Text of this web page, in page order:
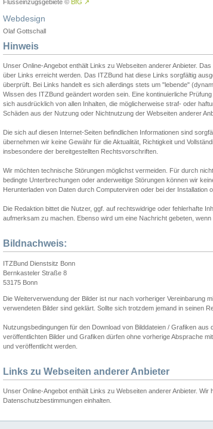
Flusseinzugsgebiete © BfG ↗
Webdesign
Olaf Gottschall
Hinweis
Unser Online-Angebot enthält Links zu Webseiten anderer Anbieter.
über Links erreicht werden. Das ITZBund hat diese Links sorgfältig
überprüft. Bei Links handelt es sich allerdings stets um "lebende"
Wissen des ITZBund geändert worden sein. Eine kontinuierliche
sich ausdrücklich von allen Inhalten, die möglicherweise straf- oder
Schäden aus der Nutzung oder Nichtnutzung der Webseiten anderer
Die sich auf diesen Internet-Seiten befindlichen Informationen sind
übernehmen wir keine Gewähr für die Aktualität, Richtigkeit und
insbesondere der bereitgestellten Rechtsvorschriften.
Wir möchten technische Störungen möglichst vermeiden. Für durch
bedingte Unterbrechungen oder anderweitige Störungen können wir
Herunterladen von Daten durch Computerviren oder bei der
Die Redaktion bittet die Nutzer, ggf. auf rechtswidrige oder fehlerhafte
aufmerksam zu machen. Ebenso wird um eine Nachricht gebeten,
Bildnachweis:
ITZBund Dienstsitz Bonn
Bernkasteler Straße 8
53175 Bonn
Die Weiterverwendung der Bilder ist nur nach vorheriger Vereinbarung
verwendeten Bilder sind geklärt. Sollte sich trotzdem jemand in seinen
Nutzungsbedingungen für den Download von Bilddateien / Grafiken
veröffentlichten Bilder und Grafiken dürfen ohne vorherige Absprache
und veröffentlicht werden.
Links zu Webseiten anderer Anbieter
Unser Online-Angebot enthält Links zu Webseiten anderer Anbieter.
Datenschutzbestimmungen einhalten.